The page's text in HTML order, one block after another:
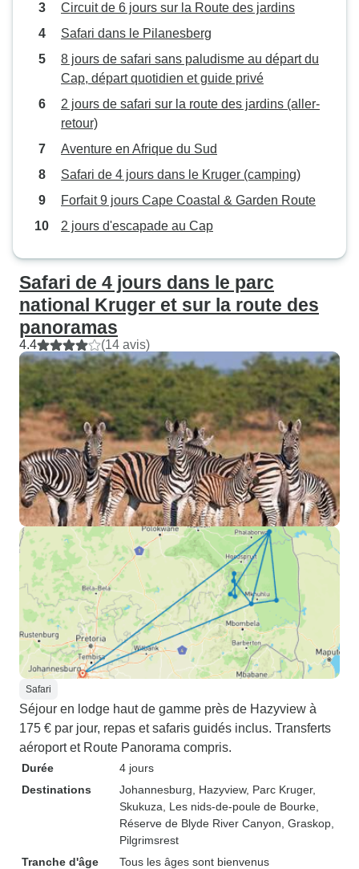
Circuit de 6 jours sur la Route des jardins
Safari dans le Pilanesberg
8 jours de safari sans paludisme au départ du
Cap, départ quotidien et guide privé
2 jours de safari sur la route des jardins (aller-
retour)
Aventure en Afrique du Sud
Safari de 4 jours dans le Kruger (camping)
Forfait 9 jours Cape Coastal & Garden Route
2 jours d'escapade au Cap
Safari de 4 jours dans le parc
national Kruger et sur la route des
panoramas
4.4 (14 avis)
Safari
Séjour en lodge haut de gamme près de Hazyview à
175 € par jour, repas et safaris guidés inclus. Transferts
aéroport et Route Panorama compris.
Durée
4 jours
Destinations
Johannesburg , Hazyview, Parc Kruger,
Skukuza , Les nids-de-poule de Bourke
Réserve de Blyde River Canyon , Graskop
Pilgrimsrest
Tranche d'âge
Tous les âges sont bienvenus